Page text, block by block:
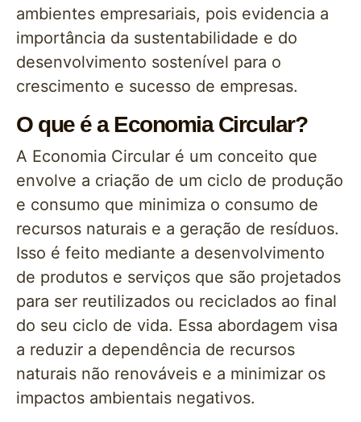
ambientes empresariais, pois evidencia a
importância da sustentabilidade e do
desenvolvimento sostenível para o
crescimento e sucesso de empresas.
O que é a Economia Circular?
A Economia Circular é um conceito que
envolve a criação de um ciclo de produção
e consumo que minimiza o consumo de
recursos naturais e a geração de resíduos.
Isso é feito mediante a desenvolvimento
de produtos e serviços que são projetados
para ser reutilizados ou reciclados ao final
do seu ciclo de vida. Essa abordagem visa
a reduzir a dependência de recursos
naturais não renováveis e a minimizar os
impactos ambientais negativos.